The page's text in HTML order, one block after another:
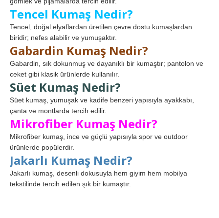
Tencel Kumaş Nedir?
Tencel, doğal elyaflardan üretilen çevre dostu kumaşlardan
biridir; nefes alabilir ve yumuşaktır.
Gabardin Kumaş Nedir?
Gabardin, sık dokunmuş ve dayanıklı bir kumaştır; pantolon ve
ceket gibi klasik ürünlerde kullanılır.
Süet Kumaş Nedir?
Süet kumaş, yumuşak ve kadife benzeri yapısıyla ayakkabı,
çanta ve montlarda tercih edilir.
Mikrofiber Kumaş Nedir?
Mikrofiber kumaş, ince ve güçlü yapısıyla spor ve outdoor
ürünlerde popülerdir.
Jakarlı Kumaş Nedir?
Jakarlı kumaş, desenli dokusuyla hem giyim hem mobilya
tekstilinde tercih edilen şık bir kumaştır.